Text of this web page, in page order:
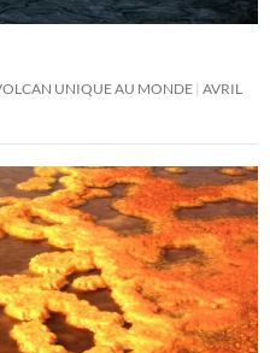
UNIQUE AU MONDE AVRIL